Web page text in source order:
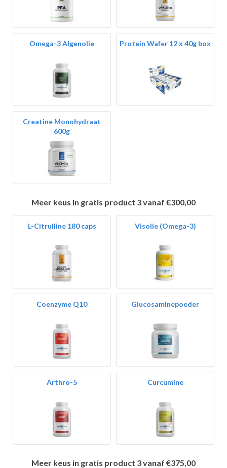
Omega-3 Algenolie Protein Wafer 12 x 40g box
Creatine Monohydraat
600g
Meer keus in gratis product 3 vanaf €300,00
L-Citrulline 180 caps Visolie (Omega-3)
Coenzyme Q10 Glucosaminepoeder
Arthro-5 Curcumine
Meer keus in gratis product 3 vanaf €375,00